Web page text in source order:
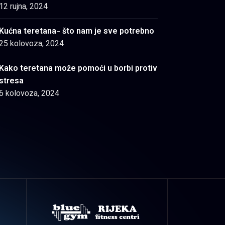
12 rujna, 2024
Kućna teretana- što nam je sve potrebno
kolovoza, 2024
Kako teretana može pomoći u borbi protiv
kolovoza, 2024